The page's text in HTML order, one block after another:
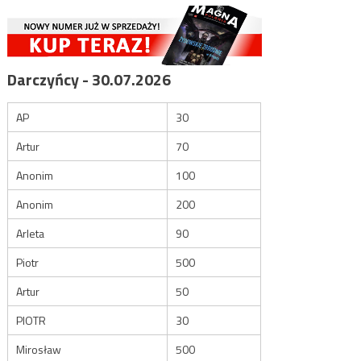
Darczyńcy - 30.07.2026
AP
30
Artur
70
Anonim
100
Anonim
200
Arleta
90
Piotr
500
Artur
50
PIOTR
30
Mirosław
500